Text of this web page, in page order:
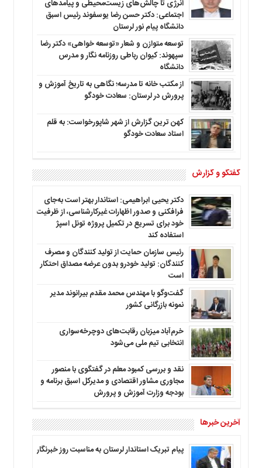
انرژی تا چالش‌های زیست‌محیطی و پیامدهای
اجتماعی: دکتر حسن رضا یوسفوند رئیس اسبق
دانشگاه پیام نور لرستان
توسعه متوازن و شعار «توسعه خواهی» دکتر رضا
سپهوند: کیوان رباطی روزنامه نگار و مدرس
دانشگاه
از مکتب خانه تا مدرسه؛ نگاهی به تاریخ آموزش و
پرورش در لرستان: سعادت خودگو
کهن ترین گزارش از شهر شاپورخواست: به قلم
استاد سعادت خودگو
گفتگو و گزارش
دکتر یحیی ابراهیمی: استاندار بهتر است به‌جای
فرافکنی و صدور اظهارات غیرکارشناسی، از ظرفیت
خود برای تسریع در تکمیل پروژه تونل اسپژ
استفاده کند
رئیس سازمان حمایت از تولید کنندگان و مصرف
کنندگان: تولید خودرو بدون عرضه مصداق احتکار
است
گفت‌وگو با مهندس محمد مقدم بیرانوند مدیر
نمونه بازرگانی کشور
خرم‌آباد میزبان رقابت‌های دوچرخه‌سواری
انتخابی تیم ملی می‌شود
نقد و بررسی کمبود معلم در گفتگوی با منصور
مجاوری مشاور اقتصادی و مدیرکل اسبق برنامه و
بودجه وزارت آموزش و پرورش
آخرین خبرها
پیام تبریک استاندار لرستان به‌ مناسبت روز خبرنگار